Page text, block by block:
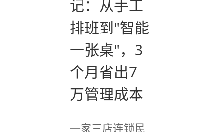
记：从手工
排班到"智能
一张桌"，3
个月省出7
万管理成本
一家三店连锁民